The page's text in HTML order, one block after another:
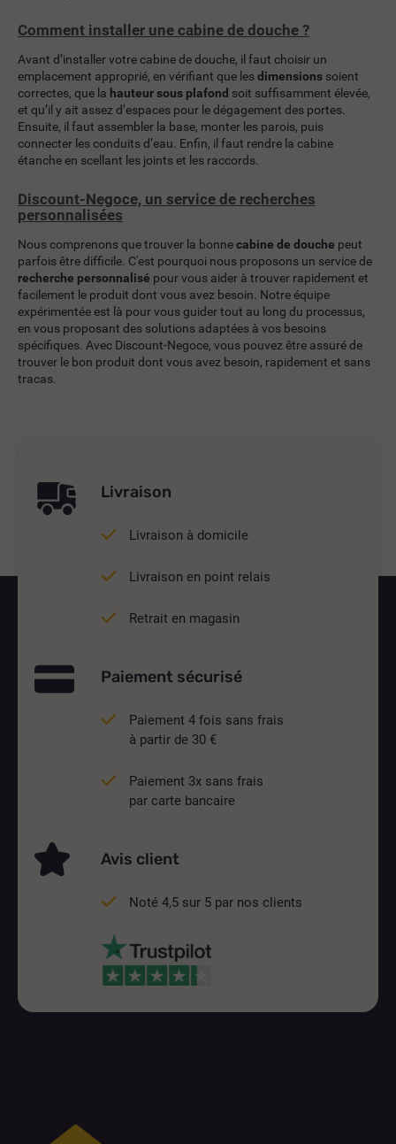
Comment installer une cabine de douche ?
Avant d’installer votre cabine de douche, il faut choisir un
emplacement approprié, en vérifiant que lesdimensions soient
correctes, que la hauteur sous plafond soit suffisamment élevée,
et qu’il y ait assez d’espaces pour le dégagement des portes.
Ensuite, il faut assembler la base, monter les parois, puis
connecter les conduits d’eau. Enfin, il faut rendre la cabine
étanche en scellant les joints et les raccords.
Discount-Negoce, un service de recherches
personnalisées
Nous comprenons que trouver la bonnecabine de douche peut
parfois être difficile. C'est pourquoi nous proposons un service de
recherche personnalisé pour vous aider à trouver rapidement et
facilement le produit dont vous avez besoin. Notre équipe
expérimentée est là pour vous guider tout au long du processus,
en vous proposant des solutions adaptées à vos besoins
spécifiques. Avec Discount-Negoce, vous pouvez être assuré de
trouver le bon produit dont vous avez besoin, rapidement et sans
tracas.
Livraison
Livraison à domicile
Livraison en point relais
Retrait en magasin
Paiement sécurisé
Paiement 4 fois sans frais
à partir de 30 €
Paiement 3x sans frais
par carte bancaire
Avis client
Noté 4,5 sur 5 par nos clients